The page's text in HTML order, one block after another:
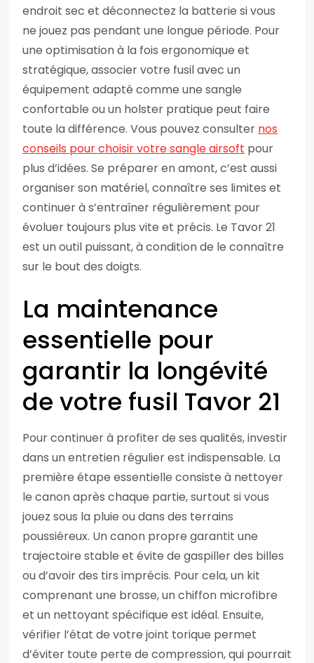
endroit sec et déconnectez la batterie si vous
ne jouez pas pendant une longue période. Pour
une optimisation à la fois ergonomique et
stratégique, associer votre fusil avec un
équipement adapté comme une sangle
confortable ou un holster pratique peut faire
toute la différence. Vous pouvez consulter nos
conseils pour choisir votre sangle airsoft pour
plus d’idées. Se préparer en amont, c’est aussi
organiser son matériel, connaître ses limites et
continuer à s’entraîner régulièrement pour
évoluer toujours plus vite et précis. Le Tavor 21
est un outil puissant, à condition de le connaître
sur le bout des doigts.
La maintenance
essentielle pour
garantir la longévité
de votre fusil Tavor 21
Pour continuer à profiter de ses qualités, investir
dans un entretien régulier est indispensable. La
première étape essentielle consiste à nettoyer
le canon après chaque partie, surtout si vous
jouez sous la pluie ou dans des terrains
poussiéreux. Un canon propre garantit une
trajectoire stable et évite de gaspiller des billes
ou d’avoir des tirs imprécis. Pour cela, un kit
comprenant une brosse, un chiffon microfibre
et un nettoyant spécifique est idéal. Ensuite,
vérifier l’état de votre joint torique permet
d’éviter toute perte de compression, qui pourrait